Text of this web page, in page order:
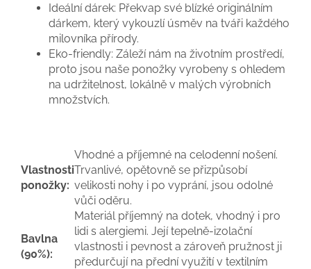
Ideální dárek: Překvap své blízké originálním
dárkem, který vykouzlí úsměv na tváři každého
milovníka přírody.
Eko-friendly: Záleží nám na životním prostředí,
proto jsou naše ponožky vyrobeny s ohledem
na udržitelnost, lokálně v malých výrobních
množstvích.
Vlastnosti
ponožky:
Vhodné a příjemné na celodenní nošení.
Trvanlivé, opětovně se přizpůsobí
velikosti nohy i po vyprání, jsou odolné
vůči oděru.
Bavlna
(90%):
Materiál příjemný na dotek, vhodný i pro
lidi s alergiemi. Její tepelně-izolační
vlastnosti i pevnost a zároveň pružnost ji
předurčují na přední využití v textilním